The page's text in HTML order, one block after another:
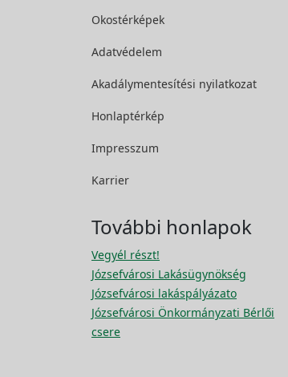
Okostérképek
Adatvédelem
Akadálymentesítési nyilatkozat
Honlaptérkép
Impresszum
Karrier
További honlapok
Vegyél részt!
Józsefvárosi Lakásügynökség
Józsefvárosi lakáspályázato
Józsefvárosi Önkormányzati Bérlői
csere